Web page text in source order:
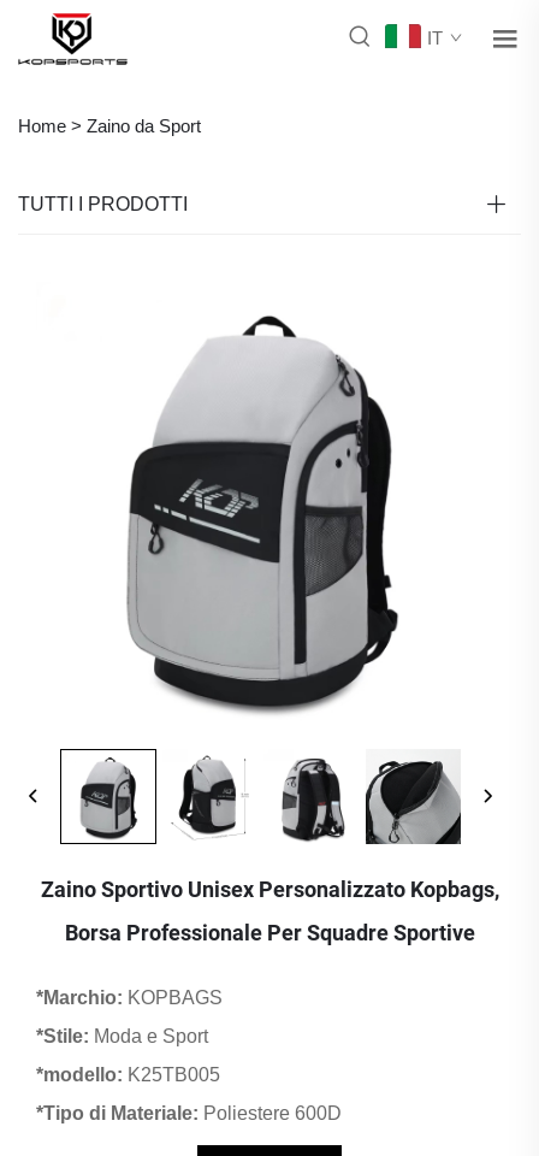
IT
Home > Zaino da Sport
TUTTI I PRODOTTI
Zaino Sportivo Unisex Personalizzato Kopbags,
Borsa Professionale Per Squadre Sportive
*Marchio: KOPBAGS
*Stile: Moda e Sport
*modello: K25TB005
*Tipo di Materiale: Poliestere 600D